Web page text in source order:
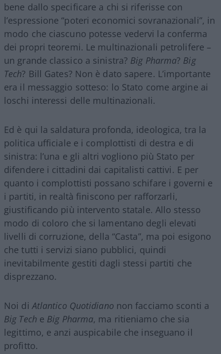
bene dallo specificare a chi si riferisse con
l’espressione “poteri economici sovranazionali”, in
modo che ciascuno potesse vedervi la conferma
dei propri teoremi. Le multinazionali petrolifere –
un grande classico a sinistra? Big Pharma? Big
Tech? Bill Gates? Non è dato sapere. L’importante
era il messaggio sotteso: lo Stato come argine ai
loschi interessi delle multinazionali.
Ed è qui la saldatura profonda, ideologica, tra la
politica ufficiale e i complottisti di destra e di
sinistra: l’una e gli altri vogliono più Stato per
difendere i cittadini dai capitalisti cattivi. E per
quanto i complottisti possano schifare i governi e
i partiti, in realtà finiscono per rafforzarli,
giustificando più intervento statale. Allo stesso
modo di coloro che si lamentano degli elevati
livelli di corruzione, della “Casta”, ma poi esigono
che tutti i servizi siano pubblici, quindi
inevitabilmente gestiti dagli stessi partiti che
disprezzano.
Noi di Atlantico Quotidiano non facciamo sconti a
Big Tech e Big Pharma, ma ritieniamo che sia
legittimo, e anzi auspicabile che inseguano il
profitto.